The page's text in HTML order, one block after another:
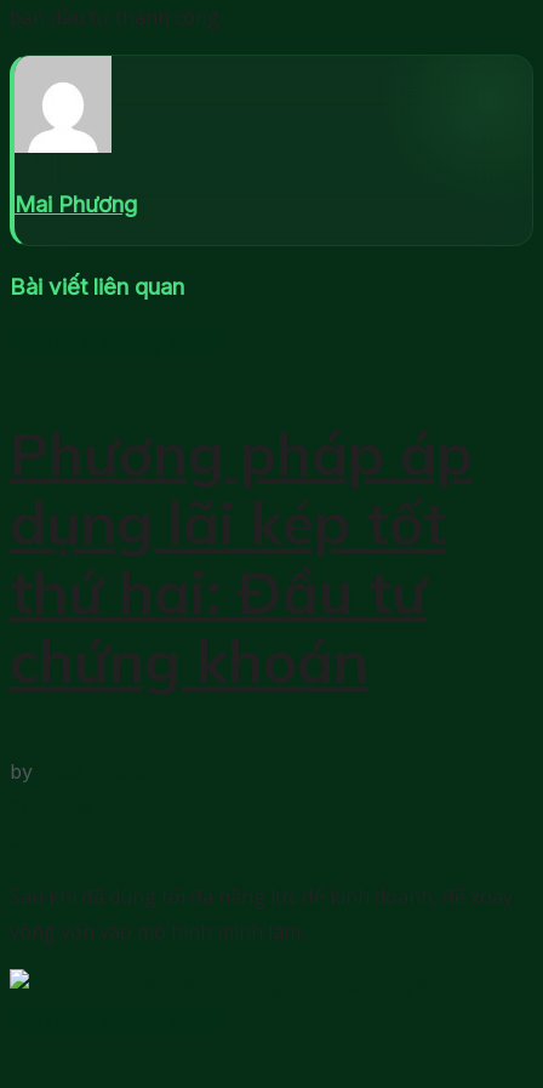
bạn đầu tư thành công.
Mai Phương
Bài viết liên quan
Phương pháp áp
dụng lãi kép tốt
thứ hai: Đầu tư
chứng khoán
by
Sau khi đã dùng tối đa năng lực để kinh doanh, để xoay
vòng vốn vào mô hình mình làm...